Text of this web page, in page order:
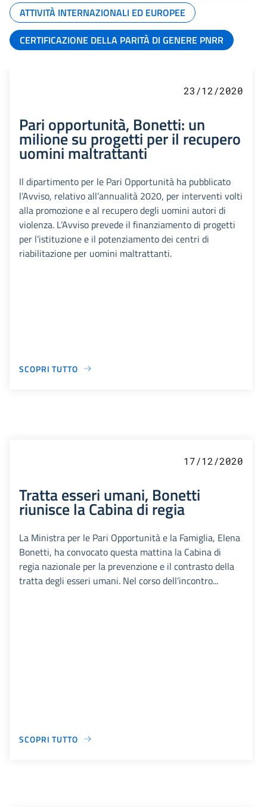
ATTIVITÀ INTERNAZIONALI ED EUROPEE
CERTIFICAZIONE DELLA PARITÀ DI GENERE PNRR
23/12/2020
Pari opportunità, Bonetti: un
milione su progetti per il recupero
uomini maltrattanti
Il dipartimento per le Pari Opportunità ha pubblicato
l’Avviso, relativo all’annualità 2020, per interventi volti
alla promozione e al recupero degli uomini autori di
violenza. L’Avviso prevede il finanziamento di progetti
per l’istituzione e il potenziamento dei centri di
riabilitazione per uomini maltrattanti.
SCOPRI TUTTO
17/12/2020
Tratta esseri umani, Bonetti
riunisce la Cabina di regia
La Ministra per le Pari Opportunità e la Famiglia, Elena
Bonetti, ha convocato questa mattina la Cabina di
regia nazionale per la prevenzione e il contrasto della
tratta degli esseri umani. Nel corso dell’incontro...
SCOPRI TUTTO